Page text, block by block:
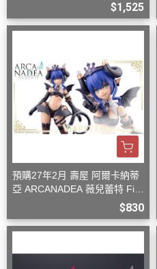
$1,525
預購27年2月 壽屋 阿爾卡納蒂
亞 ARCANADEA 薇兒蕾特 Firs
$830